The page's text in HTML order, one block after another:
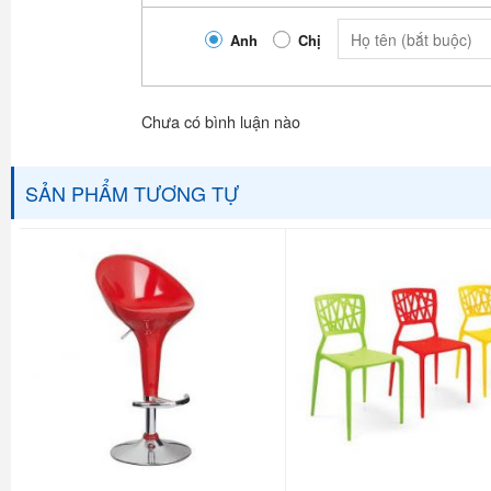
Anh Chị
Chưa có bình luận nào
SẢN PHẨM TƯƠNG TỰ